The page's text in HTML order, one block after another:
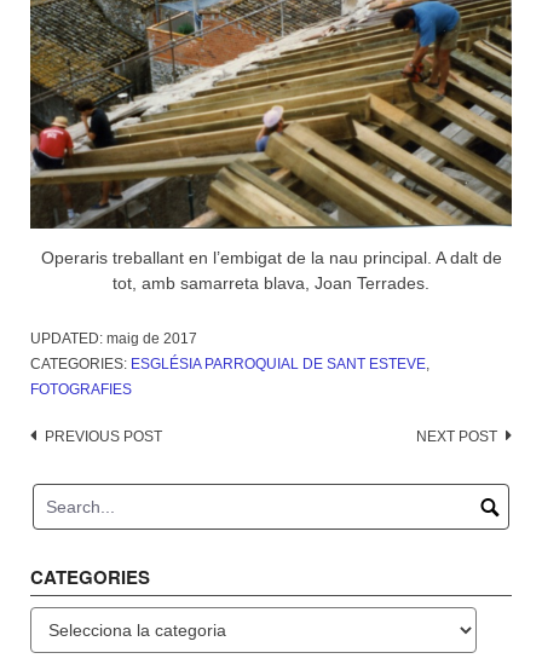
Operaris treballant en l’embigat de la nau principal. A dalt de
tot, amb samarreta blava, Joan Terrades.
UPDATED: maig de 2017
CATEGORIES: ESGLÉSIA PARROQUIAL DE SANT ESTEVE,
FOTOGRAFIES
Post
PREVIOUS POST NEXT POST
CATEGORIES